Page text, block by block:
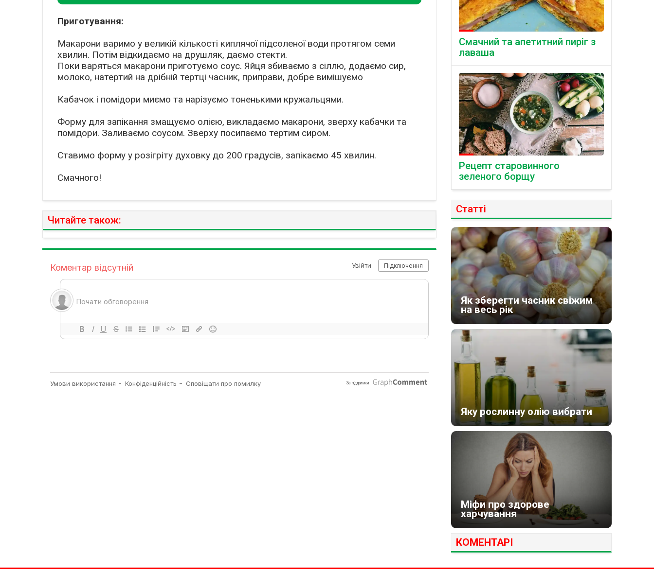
Приготування:
Макарони варимо у великій кількості киплячої підсоленої води протягом семи
хвилин. Потім відкидаємо на друшляк, даємо стекти.
Поки варяться макарони приготуємо соус. Яйця збиваємо з сіллю, додаємо сир,
молоко, натертий на дрібній тертці часник, приправи, добре вимішуємо
Кабачок і помідори миємо та нарізуємо тоненькими кружальцями.
Форму для запікання змащуємо олією, викладаємо макарони, зверху кабачки та
помідори. Заливаємо соусом. Зверху посипаємо тертим сиром.
Ставимо форму у розігріту духовку до 200 градусів, запікаємо 45 хвилин.
Смачного!
Читайте також:
Смачний та апетитний пиріг з
лаваша
Рецепт старовинного
зеленого борщу
Статті
Як зберегти часник свіжим
на весь рік
Яку рослинну олію вибрати
Міфи про здорове
харчування
КОМЕНТАРІ